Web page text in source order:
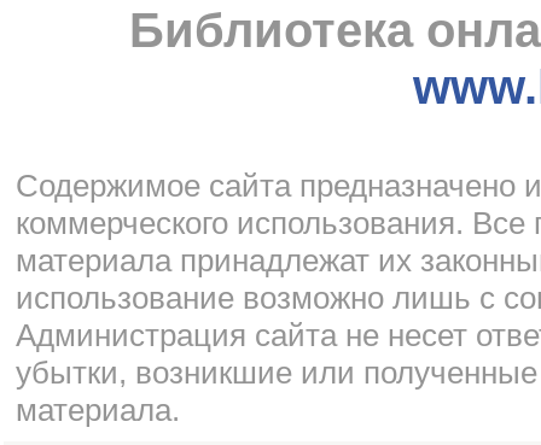
Библиотека
Cодержимое сайта предназначено
коммерческого использования.
материала принадлежат их
использование возможно лишь с
Администрация сайта не несет
убытки, возникшие или
материала.